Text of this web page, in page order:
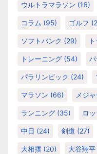
ウルトラマラソン (16)
コラム (95) ゴルフ
ソフトバンク (29)
トレーニング (54)
パラリンピック (24)
マラソン (66) メジ
ランニング (35) ロ
中日 (24) 剣道 (27)
大相撲 (20) 大谷翔平